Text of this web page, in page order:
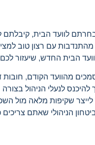
לוועד הבית,
עם רצון טוב
הבית החדש, שיעזור
מהוועד הקודם,
לנעלי הניהול
שקיפות מלאה מול
הניהולי שאתם צריכים